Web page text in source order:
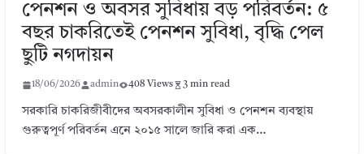
পেনশন ও অবসর সুবিধায় বড় পরিবর্তন: ৫
বছর চাকরিতেই পেনশন সুবিধা, বৃদ্ধি পেল
ছুটি নগদায়ন
18/06/2026 admin 408 Views 3 min read
সরকারি চাকরিজীবীদের অবসরকালীন সুবিধা ও পেনশন ব্যবস্থায়
গুরুত্বপূর্ণ পরিবর্তন এনে ২০১৫ সালে জারি করা এক…